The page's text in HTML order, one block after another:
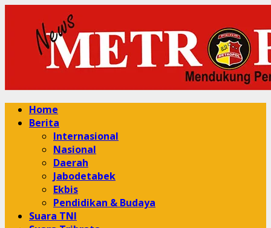
content
Primary
Menu
Home
Berita
Internasional
Nasional
Daerah
Jabodetabek
Ekbis
Pendidikan & Budaya
Suara TNI